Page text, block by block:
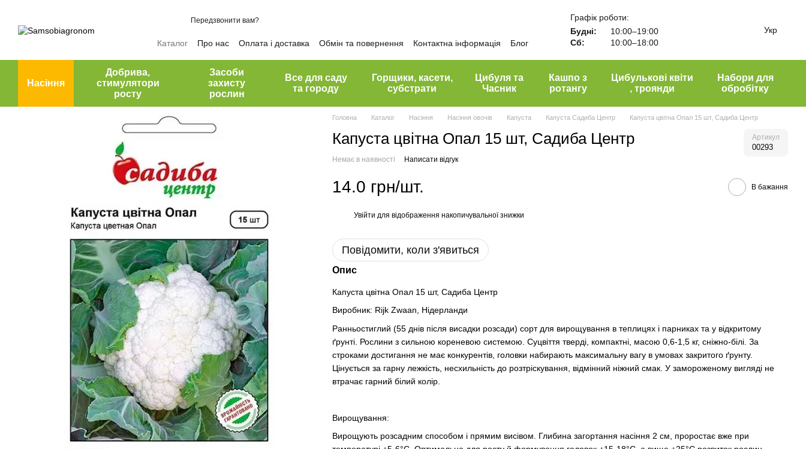
Передзвонити вам?
Каталог Про нас Оплата і доставка Обмін та повернення Контактна інформація
Блог
Графік роботи:
Будні:
10:00–19:00
Сб:
10:00–18:00
Укр
Насіння
Добрива,
стимулятори
росту
Засоби
захисту
рослин
Все для саду
та городу
Горщики, касети,
субстрати
Цибуля та
Часник
Кашпо з
ротангу
Цибулькові квіти
, троянди
Набори для
обробітку
Головна Каталог Насіння Насіння овочів Капуста Капуста Садиба Центр Капуста цвітна Опал 15 шт, Садиба Центр
Капуста цвітна Опал 15 шт, Садиба Центр Артикул
00293
Немає в наявності Написати відгук
14.0 грн/шт. В бажання
Увійти для відображення накопичувальної знижки
Повідомити, коли з'явиться
Опис
Капуста цвітна Опал 15 шт, Садиба Центр
Виробник: Rijk Zwaan, Нідерланди
Ранньостиглий (55 днів після висадки розсади) сорт для вирощування в теплицях і парниках та у відкритому
ґрунті. Рослини з сильною кореневою системою. Суцвіття тверді, компактні, масою 0,6-1,5 кг, сніжно-білі. За
строками достигання не має конкурентів, головки набирають максимальну вагу в умовах закритого ґрунту.
Цінується за гарну лежкість, несхильність до розтріскування, відмінний ніжний смак. У замороженому вигляді не
втрачає гарний білий колір.
Вирощування:
Вирощують розсадним способом і прямим висівом. Глибина загортання насіння 2 см, проростає вже при